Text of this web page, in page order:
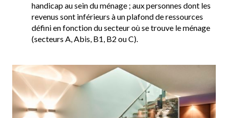
handicap au sein du ménage ; aux personnes dont les
revenus sont inférieurs à un plafond de ressources
défini en fonction du secteur où se trouve le ménage
(secteurs A, Abis, B1, B2 ou C).